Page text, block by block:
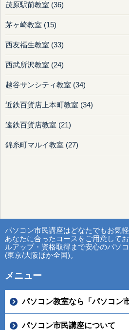
茂原駅前教室 (36)
茅ヶ崎教室 (15)
西友福生教室 (33)
西武所沢教室 (24)
越谷サンシティ教室 (34)
近鉄百貨店上本町教室 (34)
遠鉄百貨店教室 (21)
錦糸町マルイ教室 (27)
パソコン市民講座はどなたでもお気
あなたに合ったコースをご用意して
ルアップ・資格取得まで安心のパソ
(東京/大阪ほか全国)。
メニュー
パソコン教室なら「パソコン
パソコン市民講座について